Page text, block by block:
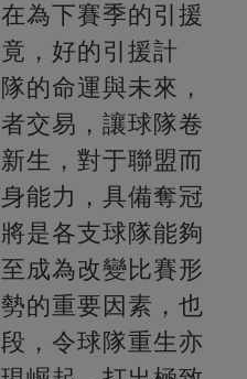
為下賽季的引援
，好的引援計
的命運與未來，
交易，讓球隊卷
生，對于聯盟而
能力，具備奪冠
是各支球隊能夠
成為改變比賽形
的重要因素，也
，令球隊重生亦